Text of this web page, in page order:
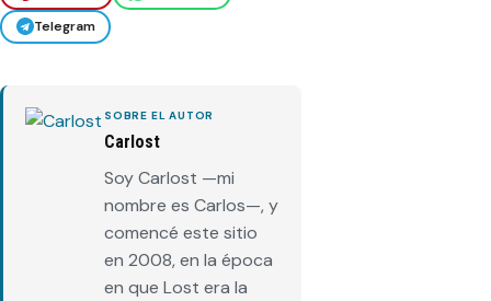
Telegram
SOBRE EL AUTOR
Carlost
Soy Carlost —mi
nombre es Carlos—, y
comencé este sitio
en 2008, en la época
en que Lost era la